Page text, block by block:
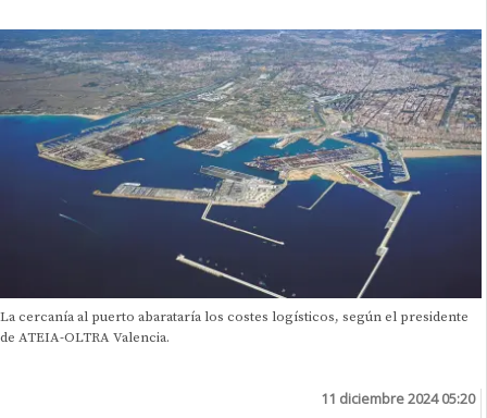
La cercanía al puerto abarataría los costes logísticos, según el presidente
de ATEIA-OLTRA Valencia.
11 diciembre 2024 05:20